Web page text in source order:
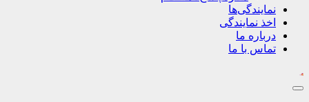
نمایندگی‌ها
اخذ نمایندگی
درباره ما
تماس با ما